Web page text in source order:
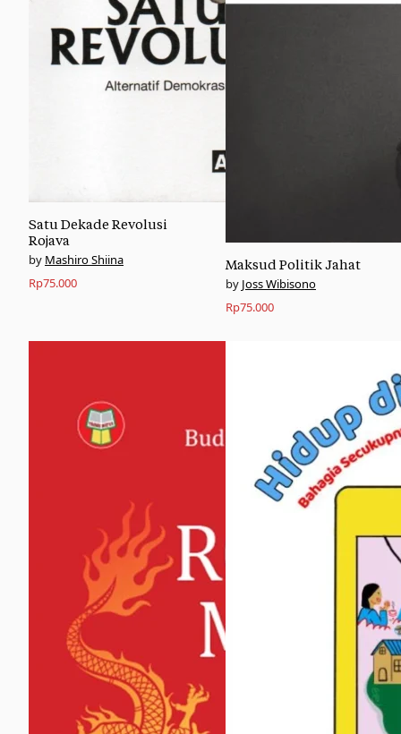
Satu Dekade Revolusi
Rojava
Mashiro Shiina
Rp75.000
Maksud Politik Jahat
Joss Wibisono
Rp75.000